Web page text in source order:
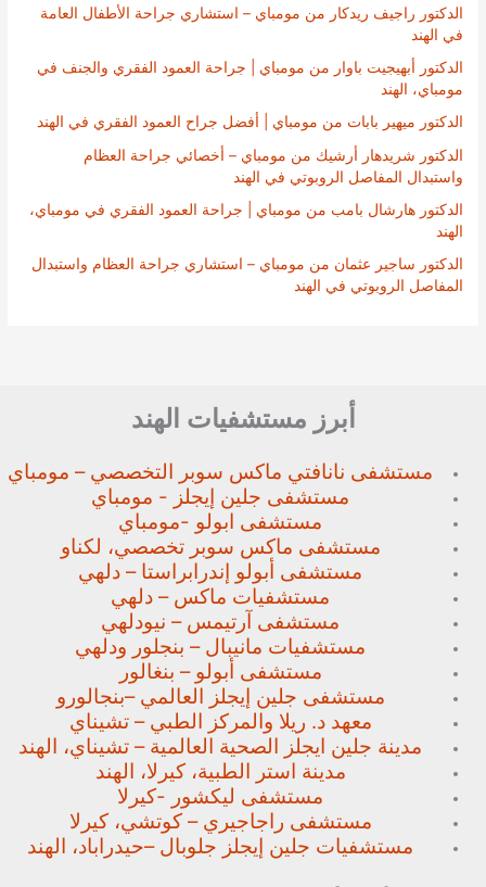
الدكتور راجيف ريدكار من مومباي – استشاري جراحة الأطفال العامة
في الهند
الدكتور أبهيجيت باوار من مومباي | جراحة العمود الفقري والجنف في
مومباي، الهند
الدكتور ميهير بابات من مومباي | أفضل جراح العمود الفقري في الهند
الدكتور شريدهار أرشيك من مومباي – أخصائي جراحة العظام
واستبدال المفاصل الروبوتي في الهند
الدكتور هارشال بامب من مومباي | جراحة العمود الفقري في مومباي،
الهند
الدكتور ساجير عثمان من مومباي – استشاري جراحة العظام واستبدال
المفاصل الروبوتي في الهند
أبرز مستشفيات الهند
مستشفى نانافتي ماكس سوبر التخصصي – مومباي
مستشفى جلين إيجلز - مومباي
مستشفى ابولو -مومباي
مستشفى ماكس سوبر تخصصي، لكناو
مستشفى أبولو إندرابراستا – دلهي
مستشفيات ماكس – دلهي
مستشفى آرتيمس – نيودلهي
مستشفيات مانيبال – بنجلور ودلهي
مستشفى أبولو – بنغالور
مستشفى جلين إيجلز العالمي –بنجالورو
معهد د. ريلا والمركز الطبي – تشيناي
مدينة جلين ايجلز الصحية العالمية – تشيناي، الهند
مدينة استر الطبية، كيرلا، الهند
مستشفى ليكشور -كيرلا
مستشفى راجاجيري – كوتشي، كيرلا
مستشفيات جلين إيجلز جلوبال –حيدراباد، الهند